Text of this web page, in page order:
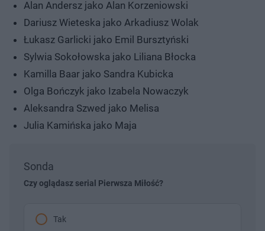
Alan Andersz jako Alan Korzeniowski
Dariusz Wieteska jako Arkadiusz Wolak
Łukasz Garlicki jako Emil Bursztyński
Sylwia Sokołowska jako Liliana Błocka
Kamilla Baar jako Sandra Kubicka
Olga Bończyk jako Izabela Nowaczyk
Aleksandra Szwed jako Melisa
Julia Kamińska jako Maja
Sonda
Czy oglądasz serial Pierwsza Miłość?
Tak